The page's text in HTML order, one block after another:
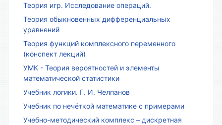
Теория игр. Исследование операций.
Теория обыкновенных дифференциальных
уравнений
Теория функций комплексного переменного
(конспект лекций)
УМК - Теория вероятностей и элементы
математической статистики
Учебник логики. Г. И. Челпанов
Учебник по нечёткой математике с примерами
Учебно-методический комплекс – дискретная